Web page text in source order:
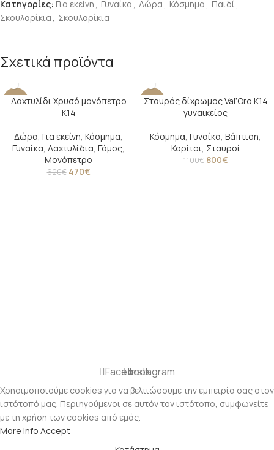
Κατηγορίες: Για εκείνη , Γυναίκα , Δώρα , Κόσμημα , Παιδί,
Σκουλαρίκια , Σκουλαρίκια
Σχετικά προϊόντα
-24%
Δαχτυλίδι Χρυσό μονόπετρο
Κ14
Δώρα, Για εκείνη, Κόσμημα,
Γυναίκα, Δαχτυλίδια, Γάμος,
Μονόπετρο
620€ 470€
-27%
Σταυρός δίχρωμος Val’Oro Κ14
γυναικείος
Κόσμημα, Γυναίκα, Βάπτιση,
Κορίτσι, Σταυροί
1.100€ 800€
FacebookInstagram
Χρησιμοποιούμε cookies για να βελτιώσουμε την εμπειρία σας στον
ιστότοπό μας. Περιηγούμενοι σε αυτόν τον ιστότοπο, συμφωνείτε
με τη χρήση των cookies από εμάς.
More info Accept